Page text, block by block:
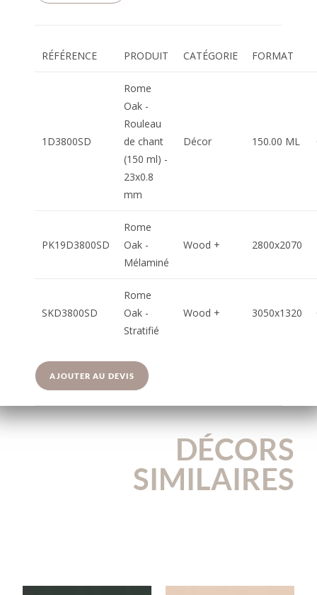
RÉFÉRENCE PRODUIT CATÉGORIE FORMAT
1D3800SD
Rome
Oak -
Rouleau
de chant
(150 ml) -
23x0.8
mm
Décor 150.00 ML
PK19D3800SD
Rome
Oak -
Mélaminé
Wood + 2800x2070
SKD3800SD
Rome
Oak -
Stratifié
Wood + 3050x1320
AJOUTER AU DEVIS
DÉCORS
SIMILAIRES